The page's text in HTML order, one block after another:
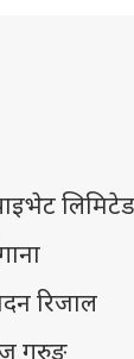
रिजाल
गुरुङ